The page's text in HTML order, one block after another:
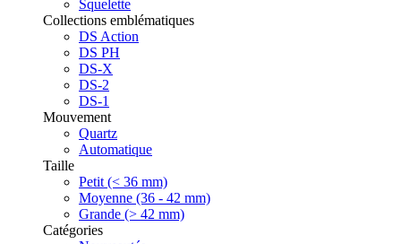
Squelette
Collections emblématiques
DS Action
DS PH
DS-X
DS-2
DS-1
Mouvement
Quartz
Automatique
Taille
Petit (< 36 mm)
Moyenne (36 - 42 mm)
Grande (> 42 mm)
Catégories